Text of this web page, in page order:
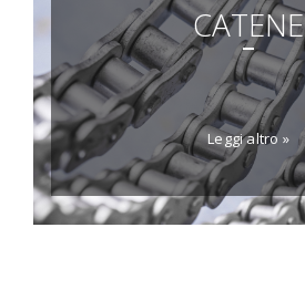
CATENE
Leggi altro »